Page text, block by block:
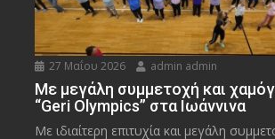
27 Μαΐου 2026 admin admin
Με μεγάλη συμμετοχή και
“Geri Olympics” στα Ιωάννινα
Με ιδιαίτερη επιτυχία και μεγάλη